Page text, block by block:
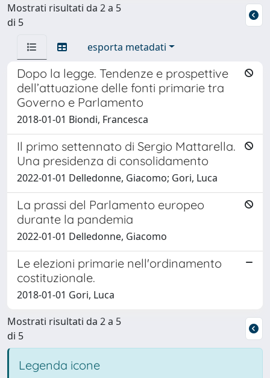
Mostrati risultati da 2 a 5
di 5
esporta metadati
Dopo la legge. Tendenze e prospettive
dell’attuazione delle fonti primarie tra
Governo e Parlamento
2018-01-01 Biondi, Francesca
Il primo settennato di Sergio Mattarella.
Una presidenza di consolidamento
2022-01-01 Delledonne, Giacomo; Gori, Luca
La prassi del Parlamento europeo
durante la pandemia
2022-01-01 Delledonne, Giacomo
Le elezioni primarie nell'ordinamento
costituzionale.
2018-01-01 Gori, Luca
Mostrati risultati da 2 a 5
di 5
Legenda icone